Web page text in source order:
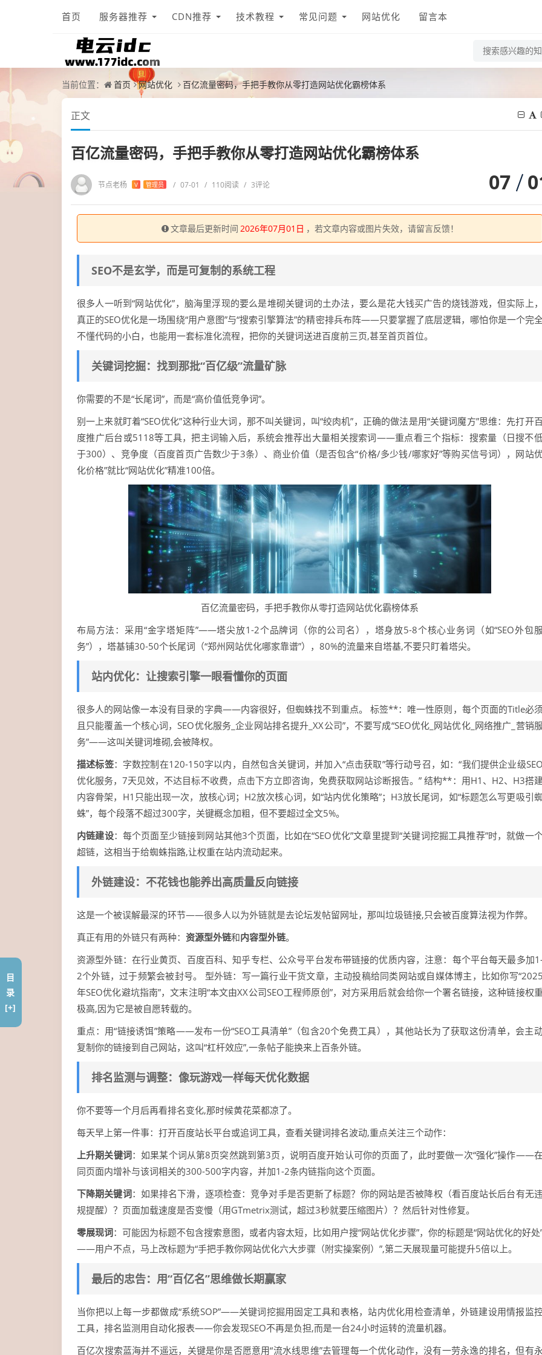
首页 服务器推荐 CDN推荐 技术教程 常见问题 网站优化 留言本
当前位置： 首页 网站优化 百亿流量密码，手把手教你从零打造网站优化霸榜体系
正文
百亿流量密码，手把手教你从零打造网站优化霸榜体系
节点老杨 V 管理员 / 07-01 / 110阅读 / 3评论 07
文章最后更新时间 2026年07月01日 ，若文章内容或图片失效，请留言反馈！
SEO不是玄学，而是可复制的系统工程
很多人一听到“网站优化”，脑海里浮现的要么是堆砌关键词的土办法，要么是花大钱买广告的烧钱游戏，但实际上，
真正的SEO优化是一场围绕“用户意图”与“搜索引擎算法”的精密排兵布阵——只要掌握了底层逻辑，哪怕你是一个完
不懂代码的小白，也能用一套标准化流程，把你的关键词送进百度前三页,甚至首页首位。
关键词挖掘：找到那批“百亿级”流量矿脉
你需要的不是“长尾词”，而是“高价值低竞争词”。
别一上来就盯着“SEO优化”这种行业大词，那不叫关键词，叫“绞肉机”，正确的做法是用“关键词魔方”思维：先打开百
度推广后台或5118等工具，把主词输入后，系统会推荐出大量相关搜索词——重点看三个指标：搜索量（日搜不
于300）、竞争度（百度首页广告数少于3条）、商业价值（是否包含“价格/多少钱/哪家好”等购买信号词），网站
化价格”就比“网站优化”精准100倍。
百亿流量密码，手把手教你从零打造网站优化霸榜体系
布局方法：采用“金字塔矩阵”——塔尖放1-2个品牌词（你的公司名），塔身放5-8个核心业务词（如“SEO外包服
务”），塔基铺30-50个长尾词（“郑州网站优化哪家靠谱”），80%的流量来自塔基,不要只盯着塔尖。
站内优化：让搜索引擎一眼看懂你的页面
很多人的网站像一本没有目录的字典——内容很好，但蜘蛛找不到重点。 标签**：唯一性原则，每个页面的Title必须
且只能覆盖一个核心词，SEO优化服务_企业网站排名提升_XX公司”，不要写成“SEO优化_网站优化_网络推广_营销服
务”——这叫关键词堆砌,会被降权。
描述标签：字数控制在120-150字以内，自然包含关键词，并加入“点击获取”等行动号召，如：“我们提供企业级SEO
优化服务，7天见效，不达目标不收费，点击下方立即咨询，免费获取网站诊断报告。” 结构**：用H1、H2、H3搭
内容骨架，H1只能出现一次，放核心词；H2放次核心词，如“站内优化策略”；H3放长尾词，如“标题怎么写更吸引蜘
蛛”，每个段落不超过300字，关键概念加粗，但不要超过全文5%。
内链建设：每个页面至少链接到网站其他3个页面，比如在“SEO优化”文章里提到“关键词挖掘工具推荐”时，就做一
超链，这相当于给蜘蛛指路,让权重在站内流动起来。
外链建设：不花钱也能养出高质量反向链接
这是一个被误解最深的环节——很多人以为外链就是去论坛发帖留网址，那叫垃圾链接,只会被百度算法视为作弊。
真正有用的外链只有两种： 资源型外链和内容型外链。
资源型外链：在行业黄页、百度百科、知乎专栏、公众号平台发布带链接的优质内容，注意：每个平台每天最多加
2个外链，过于频繁会被封号。 型外链：写一篇行业干货文章，主动投稿给同类网站或自媒体博主，比如你写“2025
年SEO优化避坑指南”，文末注明“本文由XX公司SEO工程师原创”，对方采用后就会给你一个署名链接，这种链接权
极高,因为它是被自愿转载的。
重点：用“链接诱饵”策略——发布一份“SEO工具清单”（包含20个免费工具），其他站长为了获取这份清单，会主
复制你的链接到自己网站，这叫“杠杆效应”,一条帖子能换来上百条外链。
排名监测与调整：像玩游戏一样每天优化数据
你不要等一个月后再看排名变化,那时候黄花菜都凉了。
每天早上第一件事：打开百度站长平台或追词工具，查看关键词排名波动,重点关注三个动作：
上升期关键词：如果某个词从第8页突然跳到第3页，说明百度开始认可你的页面了，此时要做一次“强化”操作——在
同页面内增补与该词相关的300-500字内容，并加1-2条内链指向这个页面。
下降期关键词：如果排名下滑，逐项检查：竞争对手是否更新了标题？你的网站是否被降权（看百度站长后台有无违
规提醒）？页面加载速度是否变慢（用GTmetrix测试，超过3秒就要压缩图片）？然后针对性修复。
零展现词：可能因为标题不包含搜索意图，或者内容太短，比如用户搜“网站优化步骤”，你的标题是“网站优化的好处
——用户不点，马上改标题为“手把手教你网站优化六大步骤（附实操案例）”,第二天展现量可能提升5倍以上。
最后的忠告：用“百亿名”思维做长期赢家
当你把以上每一步都做成“系统SOP”——关键词挖掘用固定工具和表格，站内优化用检查清单，外链建设用情报监
工具，排名监测用自动化报表——你会发现SEO不再是负担,而是一台24小时运转的流量机器。
百亿次搜索蓝海并不遥远，关键是你是否愿意用“流水线思维”去管理每一个优化动作，没有一劳永逸的排名，但有永
目
录
[+]